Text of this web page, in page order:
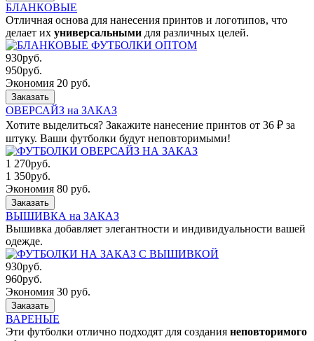
БЛАНКОВЫЕ
Отличная основа для нанесения принтов и логотипов, что
делает их универсальными для различных целей.
930руб.
950руб.
Экономия 20 руб.
Заказать
ОВЕРСАЙЗ на ЗАКАЗ
Хотите выделиться? Закажите нанесение принтов от 36 ₽ за
штуку. Ваши футболки будут неповторимыми!
1 270руб.
1 350руб.
Экономия 80 руб.
Заказать
ВЫШИВКА на ЗАКАЗ
Вышивка добавляет элегантности и индивидуальности вашей
одежде.
930руб.
960руб.
Экономия 30 руб.
Заказать
ВАРЕНЫЕ
Эти футболки отлично подходят для создания неповторимого